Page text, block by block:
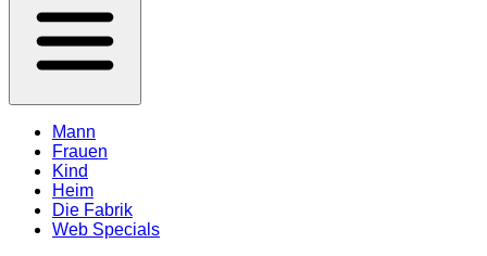
Mann
Frauen
Kind
Heim
Die Fabrik
Web Specials